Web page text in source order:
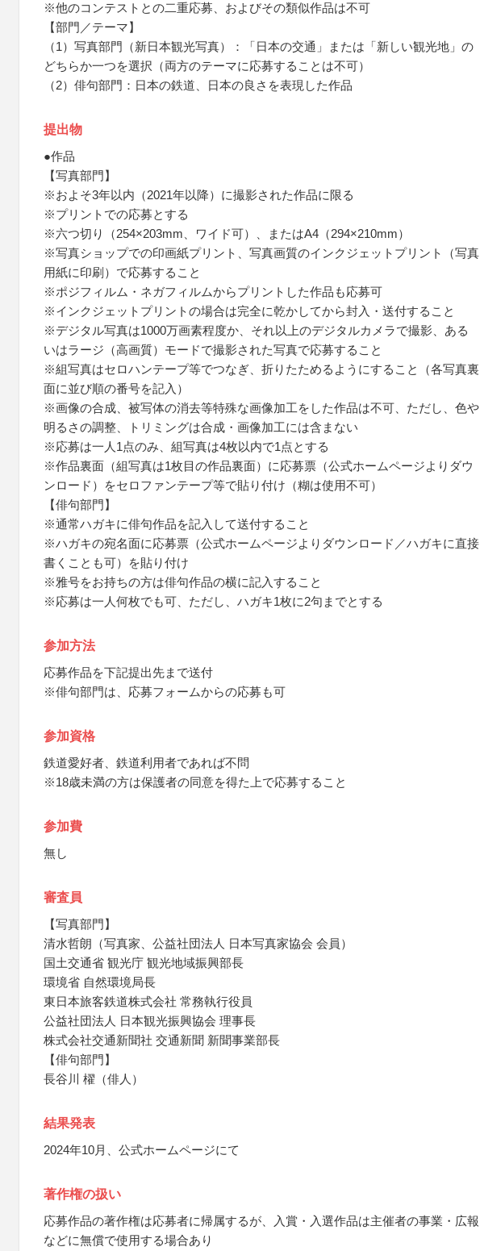
※他のコンテストとの二重応募、およびその類似作品は不可
【部門／テーマ】
（1）写真部門（新日本観光写真）：「日本の交通」または「新しい観光地」の
どちらか一つを選択（両方のテーマに応募することは不可）
（2）俳句部門：日本の鉄道、日本の良さを表現した作品
提出物
●作品
【写真部門】
※およそ3年以内（2021年以降）に撮影された作品に限る
※プリントでの応募とする
※六つ切り（254×203mm、ワイド可）、またはA4（294×210mm）
※写真ショップでの印画紙プリント、写真画質のインクジェットプリント（写真
用紙に印刷）で応募すること
※ポジフィルム・ネガフィルムからプリントした作品も応募可
※インクジェットプリントの場合は完全に乾かしてから封入・送付すること
※デジタル写真は1000万画素程度か、それ以上のデジタルカメラで撮影、ある
いはラージ（高画質）モードで撮影された写真で応募すること
※組写真はセロハンテープ等でつなぎ、折りたためるようにすること（各写真裏
面に並び順の番号を記入）
※画像の合成、被写体の消去等特殊な画像加工をした作品は不可、ただし、色や
明るさの調整、トリミングは合成・画像加工には含まない
※応募は一人1点のみ、組写真は4枚以内で1点とする
※作品裏面（組写真は1枚目の作品裏面）に応募票（公式ホームページよりダウ
ンロード）をセロファンテープ等で貼り付け（糊は使用不可）
【俳句部門】
※通常ハガキに俳句作品を記入して送付すること
※ハガキの宛名面に応募票（公式ホームページよりダウンロード／ハガキに直接
書くことも可）を貼り付け
※雅号をお持ちの方は俳句作品の横に記入すること
※応募は一人何枚でも可、ただし、ハガキ1枚に2句までとする
参加方法
応募作品を下記提出先まで送付
※俳句部門は、応募フォームからの応募も可
参加資格
鉄道愛好者、鉄道利用者であれば不問
※18歳未満の方は保護者の同意を得た上で応募すること
参加費
無し
審査員
【写真部門】
清水哲朗（写真家、公益社団法人 日本写真家協会 会員）
国土交通省 観光庁 観光地域振興部長
環境省 自然環境局長
東日本旅客鉄道株式会社 常務執行役員
公益社団法人 日本観光振興協会 理事長
株式会社交通新聞社 交通新聞 新聞事業部長
【俳句部門】
長谷川 櫂（俳人）
結果発表
2024年10月、公式ホームページにて
著作権の扱い
応募作品の著作権は応募者に帰属するが、入賞・入選作品は主催者の事業・広報
などに無償で使用する場合あり